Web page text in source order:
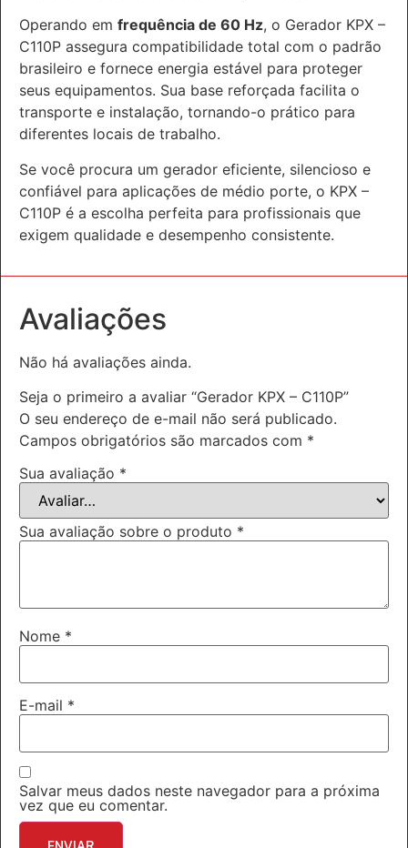
Operando em frequência de 60 Hz, o Gerador KPX –
C110P assegura compatibilidade total com o padrão
brasileiro e fornece energia estável para proteger
seus equipamentos. Sua base reforçada facilita o
transporte e instalação, tornando-o prático para
diferentes locais de trabalho.
Se você procura um gerador eficiente, silencioso e
confiável para aplicações de médio porte, o KPX –
C110P é a escolha perfeita para profissionais que
exigem qualidade e desempenho consistente.
Avaliações
Não há avaliações ainda.
Seja o primeiro a avaliar “Gerador KPX – C110P”
O seu endereço de e-mail não será publicado.
Campos obrigatórios são marcados com *
Sua avaliação *
Sua avaliação sobre o produto *
Nome *
E-mail *
Salvar meus dados neste navegador para a próxima
vez que eu comentar.